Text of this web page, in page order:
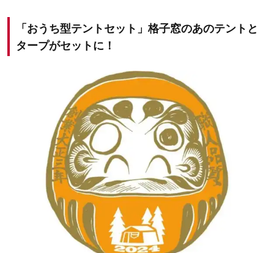
「おうち型テントセット」格子窓のあのテントと
タープがセットに！